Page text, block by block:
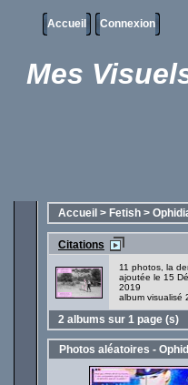
Accueil Connexion
Mes
Accueil > Fetish >
Citations
11 photos, la
ajoutée le 15
2019
album visualisé
2 albums sur 1 page (s)
Photos aléatoires -